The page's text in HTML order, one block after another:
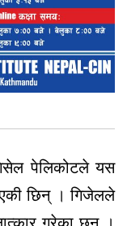
पेलिकोटले यस
छिन् । गिजेलले
गरेका छन् ।